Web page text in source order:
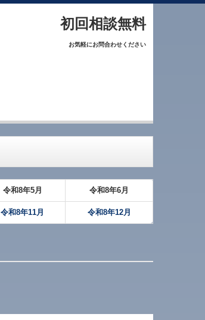
初回相談無料
お気軽にお問合わせください
令和8年5月 令和8年6月
令和8年11月 令和8年12月